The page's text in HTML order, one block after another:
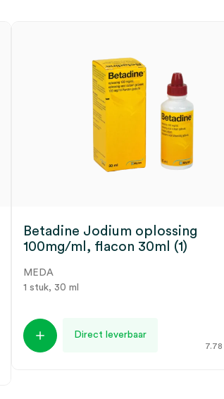
Betadine Jodium oplossing
100mg/ml, flacon 30ml (1)
MEDA
1 stuk, 30 ml
Direct leverbaar
7.78